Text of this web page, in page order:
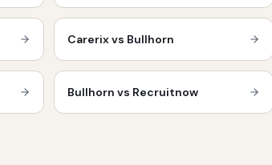
Carerix vs Bullhorn
Bullhorn vs Recruitnow